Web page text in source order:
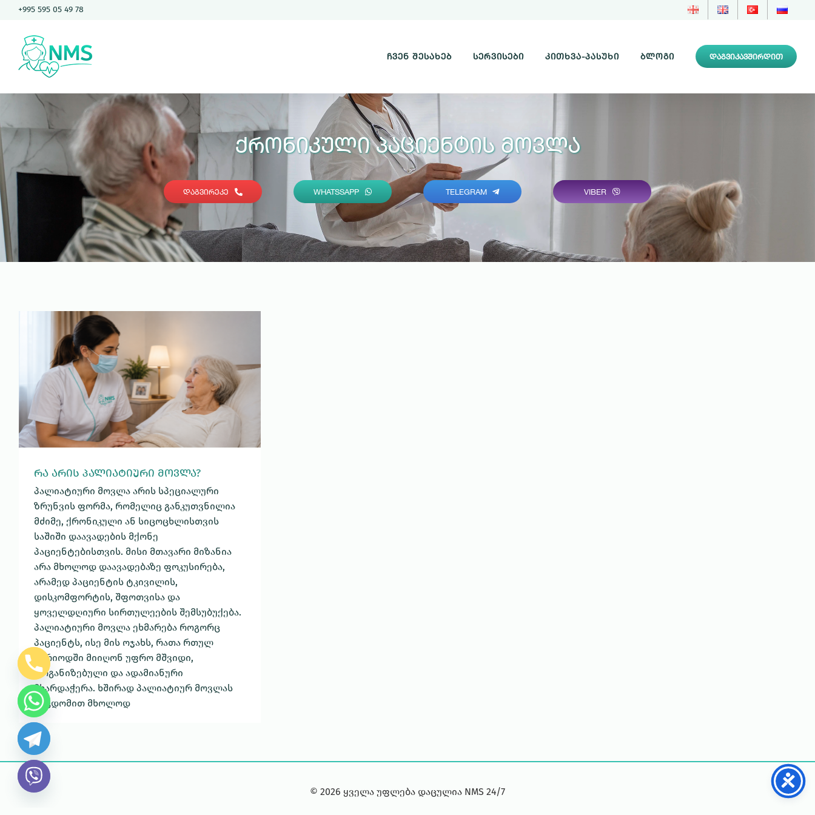
content
+995 595 05 49 78
ᲩᲕᲔᲜ ᲨᲔᲡᲐᲮᲔᲑ ᲡᲔᲠᲕᲘᲡᲔᲑᲘ ᲙᲘᲗᲮᲕᲐ-ᲞᲐᲡᲣᲮᲘ ᲑᲚᲝᲒᲘ ᲓᲐᲒᲕᲘᲙᲐᲕᲨᲘᲠᲓᲘᲗ
Ქრონიკული Პაციენტის Მოვლა
ᲓᲐᲒᲕᲘᲠᲔᲙᲔ WHATSSAPP TELEGRAM VIBER
ᲠᲐ ᲐᲠᲘᲡ ᲞᲐᲚᲘᲐᲢᲘᲣᲠᲘ ᲛᲝᲕᲚᲐ?
პალიატიური მოვლა არის სპეციალური
ზრუნვის ფორმა, რომელიც განკუთვნილია
მძიმე, ქრონიკული ან სიცოცხლისთვის
საშიში დაავადების მქონე
პაციენტებისთვის. მისი მთავარი მიზანია
არა მხოლოდ დაავადებაზე ფოკუსირება,
არამედ პაციენტის ტკივილის,
დისკომფორტის, შფოთვისა და
ყოველდღიური სირთულეების შემსუბუქება.
პალიატიური მოვლა ეხმარება როგორც
პაციენტს, ისე მის ოჯახს, რათა რთულ
პერიოდში მიიღონ უფრო მშვიდი,
ორგანიზებული და ადამიანური
მხარდაჭერა. ხშირად პალიატიურ მოვლას
შეცდომით მხოლოდ
© 2026 ყველა უფლება დაცულია NMS 24/7